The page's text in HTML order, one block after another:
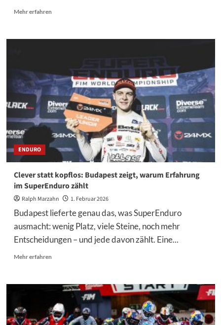
Mehr erfahrenMehr
Max
SuperEnduro-
WM-
Podium
ein
ENDURO
Clever statt kopflos: Budapest zeigt, warum Erfahrung
im SuperEnduro zählt
Ralph Marzahn 1. Februar 2026
Budapest lieferte genau das, was SuperEnduro
ausmacht: wenig Platz, viele Steine, noch mehr
Entscheidungen – und jede davon zählt. Eine...
Mehr erfahrenMehr
Clever
statt
kopflos:
Budapest
zeigt,